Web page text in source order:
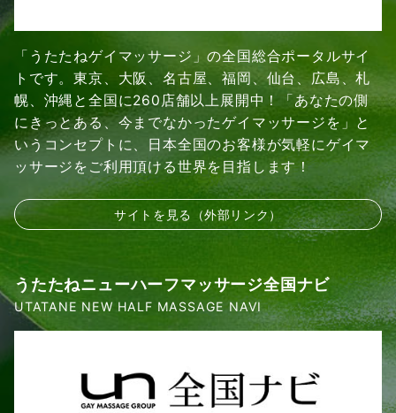
「うたたねゲイマッサージ」の全国総合ポータルサイ
トです。東京、大阪、名古屋、福岡、仙台、広島、札
幌、沖縄と全国に260店舗以上展開中！「あなたの側
にきっとある、今までなかったゲイマッサージを」と
いうコンセプトに、日本全国のお客様が気軽にゲイマ
ッサージをご利用頂ける世界を目指します！
サイトを見る（外部リンク）
うたたねニューハーフマッサージ全国ナビ
UTATANE NEW HALF MASSAGE NAVI